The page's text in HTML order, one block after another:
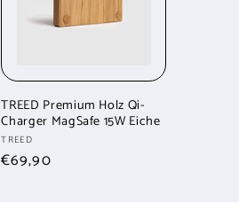
TREED Premium Holz Qi-
Charger MagSafe 15W Eiche
Anbieter:
TREED
Normaler
€69,90